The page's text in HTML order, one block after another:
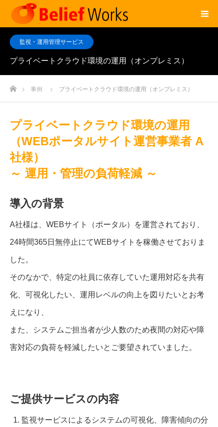
監視・運用管理サービス
プライベートクラウド環境の運用（オンプレミス）
ホーム事例 プライベートクラウド環境の運用（オンプレミス）
プライベートクラウド環境の運用
（WEBポータルサイト運営事業者 A
社様）
～ 運用・管理の負荷軽減 ～
導入の背景
A社様は、WEBサイト（ポータル）を運営されており、
24時間365日無停止にてWEBサイトを稼働させておりま
した。
そのなかで、特定の社員に依存していた運用対応を共有
化、可視化したい、運用レベルの向上を図りたいとお考
えになり、
また、システムご担当者が少人数のため夜間の対応や障
害対応の負荷を軽減したいとご要望されていました。
ご提供サービスの内容
監視サービスによるシステムの可視化、障害傾向の分